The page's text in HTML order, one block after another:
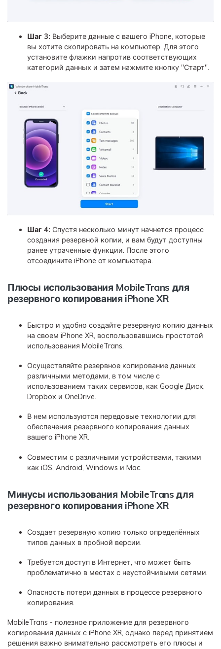
Шаг 3: Выберите данные с вашего iPhone, которые
вы хотите скопировать на компьютер. Для этого
установите флажки напротив соответствующих
категорий данных и затем нажмите кнопку "Старт".
Шаг 4: Спустя несколько минут начнется процесс
создания резервной копии, и вам будут доступны
ранее утраченные функции. После этого
отсоедините iPhone от компьютера.
Плюсы использования MobileTrans для
резервного копирования iPhone XR
Быстро и удобно создайте резервную копию данных
на своем iPhone XR, воспользовавшись простотой
использования MobileTrans.
Осуществляйте резервное копирование данных
различными методами, в том числе с
использованием таких сервисов, как Google Диск,
Dropbox и OneDrive.
В нем используются передовые технологии для
обеспечения резервного копирования данных
вашего iPhone XR.
Совместим с различными устройствами, такими
как iOS, Android, Windows и Mac.
Минусы использования MobileTrans для
резервного копирования iPhone XR
Создает резервную копию только определённых
типов данных в пробной версии.
Требуется доступ в Интернет, что может быть
проблематично в местах с неустойчивыми сетями.
Опасность потери данных в процессе резервного
копирования.
MobileTrans - полезное приложение для резервного
копирования данных с iPhone XR, однако перед принятием
решения важно внимательно рассмотреть его плюсы и